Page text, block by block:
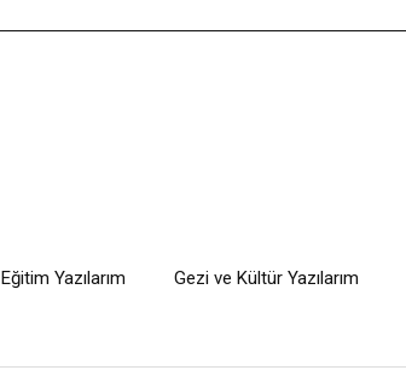
Eğitim Yazılarım Gezi ve Kültür Yazılarım